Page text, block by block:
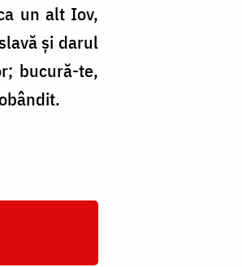
un alt Iov,
și darul
bucură-te,